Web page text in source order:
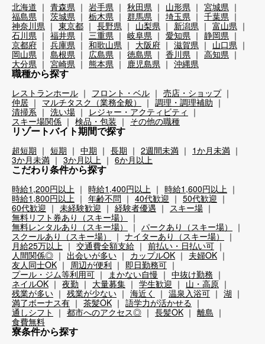
北海道 青森県 岩手県 秋田県 山形県
宮城県
福島県
茨城県 栃木県 群馬県 埼玉県
千葉県
神奈川県
東京都 長野県 山梨県 新潟県
富山県
石川県
福井県 三重県 岐阜県 愛知県
静岡県
京都府
兵庫県 和歌山県 大阪府 滋賀県
山口県
岡山県
島根県 広島県 徳島県 香川県
高知県
大分県
宮崎県 熊本県 鹿児島県 沖縄県
職種から探す
レストランホール フロント・ベル
売店・ショップ
仲居
マルチタスク（業務全般）
調理・調理補助
清掃系
洗い場
レジャー・アクティビティ
スキー場関係
検品・包装 その他の職種
リゾートバイト期間で探す
超短期 短期 中期 長期 2週間未満
1か月未満
3か月未満
3か月以上 6か月以上
こだわり条件から探す
時給1,200円以上 時給1,400円以上
時給1,600円以上
時給1,800円以上
年齢不問 40代歓迎
50代歓迎
60代歓迎
未経験歓迎 経験者優遇
スキー場
無料リフト券あり（スキー場）
無料レンタルあり（スキー場）
パークあり（スキー場）
スクールあり（スキー場）
ナイターあり（スキー場）
月給25万以上
交通費全額支給
前払い・日払い可
人間関係◎
出会いが多い カップルOK
夫婦OK
友人同士OK
周辺が便利
即日勤務可
プール・ジム等利用可
まかない自慢
中抜け勤務
ネイルOK
夜勤 大量募集 学生歓迎
山・高原
残業が多い
残業が少ない 海近く 温泉入浴可
湖
満了ボーナス有
茶髪OK
語学力が活かせる
通しシフト
都市へのアクセス◎ 長髪OK
離島
食費無料
寮条件から探す